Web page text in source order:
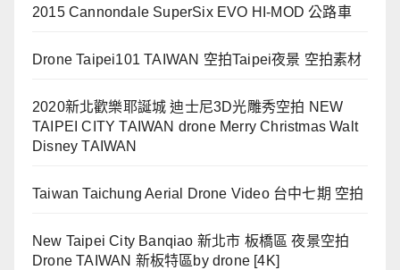
2015 Cannondale SuperSix EVO HI-MOD 公路車
Drone Taipei101 TAIWAN 空拍Taipei夜景 空拍素材
2020新北歡樂耶誕城 迪士尼3D光雕秀空拍 NEW
TAIPEI CITY TAIWAN drone Merry Christmas Walt
Disney TAIWAN
Taiwan Taichung Aerial Drone Video 台中七期 空拍
New Taipei City Banqiao 新北市 板橋區 夜景空拍
Drone TAIWAN 新板特區by drone [4K]